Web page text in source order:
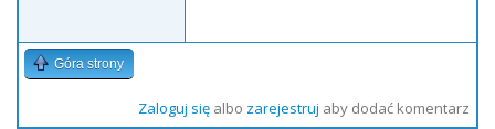
Góra strony
Zaloguj sięalbo zarejestruj aby dodać komentarz